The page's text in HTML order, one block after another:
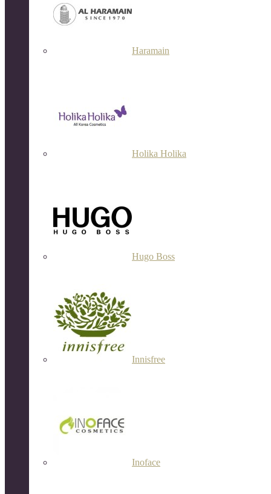
Haramain
Holika Holika
Hugo Boss
Innisfree
Inoface